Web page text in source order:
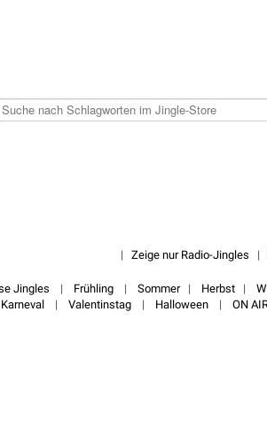
| Zeige nur Radio-Jingles |
Jingles | Frühling | Sommer| Herbst |
Karneval | Valentinstag| Halloween| ON